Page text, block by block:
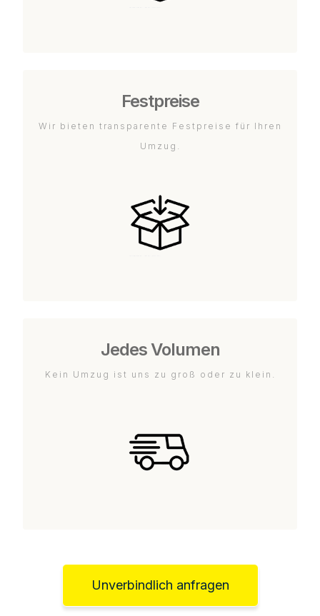
Festpreise
Wir bieten transparente Festpreise für Ihren
Umzug.
Jedes Volumen
Kein Umzug ist uns zu groß oder zu klein.
Unverbindlich anfragen